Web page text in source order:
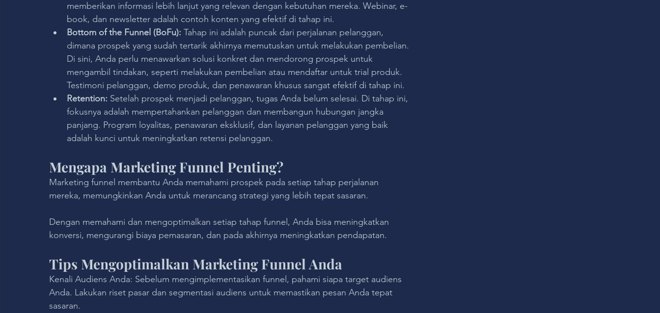
memberikan informasi lebih lanjut yang relevan dengan kebutuhan mereka. Webinar, e-
book, dan newsletter adalah contoh konten yang efektif di tahap ini.
Bottom of the Funnel (BoFu): Tahap ini adalah puncak dari perjalanan pelanggan,
dimana prospek yang sudah tertarik akhirnya memutuskan untuk melakukan pembelian.
Di sini, Anda perlu menawarkan solusi konkret dan mendorong prospek untuk
mengambil tindakan, seperti melakukan pembelian atau mendaftar untuk trial produk.
Testimoni pelanggan, demo produk, dan penawaran khusus sangat efektif di tahap ini.
Retention: Setelah prospek menjadi pelanggan, tugas Anda belum selesai. Di tahap ini,
fokusnya adalah mempertahankan pelanggan dan membangun hubungan jangka
panjang. Program loyalitas, penawaran eksklusif, dan layanan pelanggan yang baik
adalah kunci untuk meningkatkan retensi pelanggan.
Mengapa Marketing Funnel Penting?
Marketing funnel membantu Anda memahami prospek pada setiap tahap perjalanan
mereka, memungkinkan Anda untuk merancang strategi yang lebih tepat sasaran.
Dengan memahami dan mengoptimalkan setiap tahap funnel, Anda bisa meningkatkan
konversi, mengurangi biaya pemasaran, dan pada akhirnya meningkatkan pendapatan.
Tips Mengoptimalkan Marketing Funnel Anda
Kenali Audiens Anda: Sebelum mengimplementasikan funnel, pahami siapa target audiens
Anda. Lakukan riset pasar dan segmentasi audiens untuk memastikan pesan Anda tepat
sasaran.